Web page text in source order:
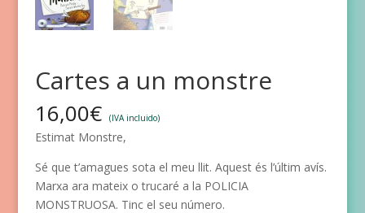
Cartes a un monstre
16,00€ (IVA incluido)
Estimat Monstre,
Sé que t’amagues sota el meu llit. Aquest és l’últim avís.
Marxa ara mateix o trucaré a la POLICIA
MONSTRUOSA. Tinc el seu número.